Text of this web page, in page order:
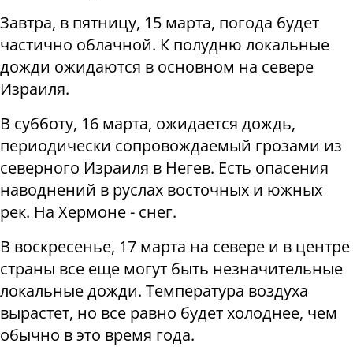
Завтра, в пятницу, 15 марта, погода будет
частично облачной. К полудню локальные
дожди ожидаются в основном на севере
Израиля.
В субботу, 16 марта, ожидается дождь,
периодически сопровождаемый грозами из
северного Израиля в Негев. Есть опасения
наводнений в руслах восточных и южных
рек. На Хермоне - снег.
В воскресенье, 17 марта на севере и в центре
страны все еще могут быть незначительные
локальные дожди. Температура воздуха
вырастет, но все равно будет холоднее, чем
обычно в это время года.